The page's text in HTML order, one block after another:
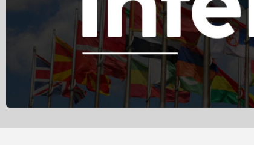
ENVIRONNEMENT
INTERNATIONAL
AGENDA
SANTE